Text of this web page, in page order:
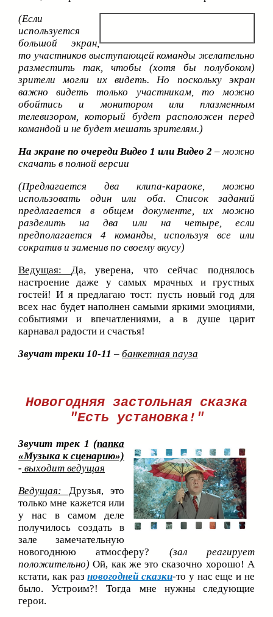
(Если
используется
большой экран,
то участников выступающей команды желательно
разместить так, чтобы (хотя бы полубоком)
зрители могли их видеть. Но поскольку экран
важно видеть только участникам, то можно
обойтись и монитором или плазменным
телевизором, который будет расположен перед
командой и не будет мешать зрителям.)
На экране по очереди Видео 1 или Видео 2 – можно
скачать в полной версии
(Предлагается два клипа-караоке, можно
использовать один или оба. Список заданий
предлагается в общем документе, их можно
разделить на два или на четыре, если
предполагается 4 команды, используя все или
сократив и заменив по своему вкусу)
Ведущая: Да, уверена, что сейчас поднялось
настроение даже у самых мрачных и грустных
гостей! И я предлагаю тост: пусть новый год для
всех нас будет наполнен самыми яркими эмоциями,
событиями и впечатлениями, а в душе царит
карнавал радости и счастья!
Звучат треки 10-11 – банкетная пауза
Новогодняя застольная сказка
"Есть установка!"
Звучит трек 1 (папка
«Музыка к сценарию»)
- выходит ведущая
Ведущая: Друзья, это
только мне кажется или
у нас в самом деле
получилось создать в
зале замечательную
новогоднюю атмосферу? (зал реагирует
положительно)Ой, как же это сказочно хорошо! А
кстати, как разновогодней сказки-то у нас еще и не
было. Устроим?! Тогда мне нужны следующие
герои.